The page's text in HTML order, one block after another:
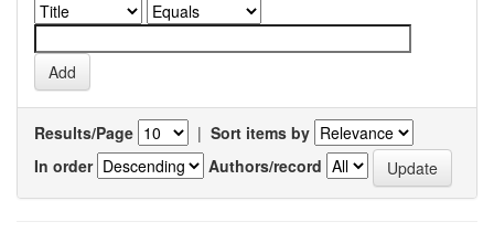
Results/Page | Sort items by
In order
Authors/record